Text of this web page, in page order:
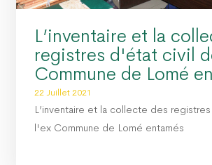
L’inventaire et la
registres d'état civil
Commune de Lomé
22 Juillet 2021
L’inventaire et la collecte des
l'ex Commune de Lomé entamés